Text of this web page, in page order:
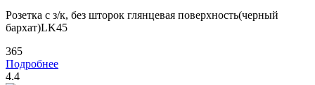
Розетка с з/к, без шторок глянцевая поверхность(черный
бархат)LK45
365
Подробнее
4.4